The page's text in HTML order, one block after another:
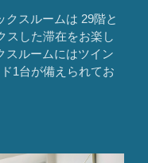
クスルームは 29階と
スした滞在をお楽し
スルームにはツイン
1台が備えられてお